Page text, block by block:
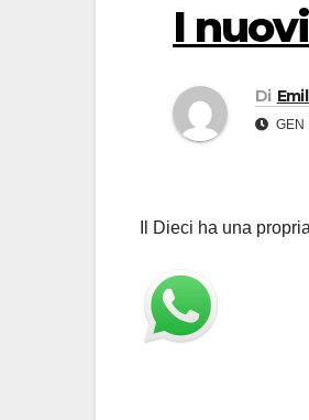
I
Di
GEN
Il Dieci ha una